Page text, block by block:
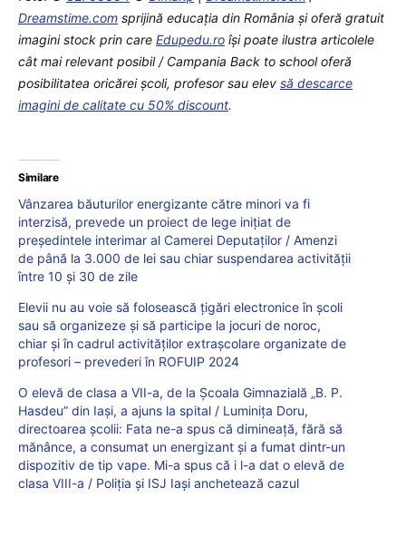
Dreamstime.com sprijină educaţia din România şi oferă gratuit
imagini stock prin care Edupedu.ro îşi poate ilustra articolele
cât mai relevant posibil / Campania Back to school oferă
posibilitatea oricărei școli, profesor sau elev să descarce
imagini de calitate cu 50% discount.
Similare
Vânzarea băuturilor energizante către minori va fi
interzisă, prevede un proiect de lege inițiat de
președintele interimar al Camerei Deputaților / Amenzi
de până la 3.000 de lei sau chiar suspendarea activității
între 10 și 30 de zile
Elevii nu au voie să folosească țigări electronice în școli
sau să organizeze și să participe la jocuri de noroc,
chiar și în cadrul activităților extrașcolare organizate de
profesori – prevederi în ROFUIP 2024
O elevă de clasa a VII-a, de la Școala Gimnazială „B. P.
Hasdeu” din Iași, a ajuns la spital / Luminița Doru,
directoarea școlii: Fata ne-a spus că dimineață, fără să
mănânce, a consumat un energizant și a fumat dintr-un
dispozitiv de tip vape. Mi-a spus că i l-a dat o elevă de
clasa VIII-a / Poliția și ISJ Iași anchetează cazul